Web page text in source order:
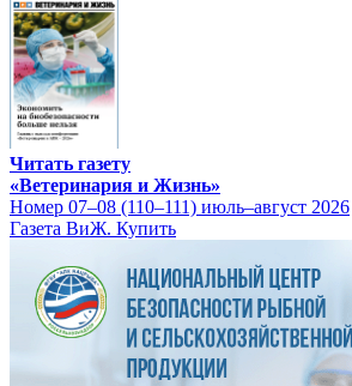
Читать газету
«Ветеринария и Жизнь»
Номер 07–08 (110–111) июль–август 2026
Газета ВиЖ. Купить